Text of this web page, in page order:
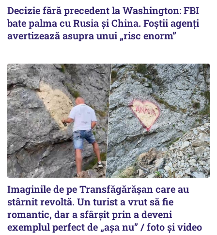
Decizie fără precedent la Washington: FBI
bate palma cu Rusia și China. Foștii agenți
avertizează asupra unui „risc enorm”
Imaginile de pe Transfăgărășan care au
stârnit revoltă. Un turist a vrut să fie
romantic, dar a sfârșit prin a deveni
exemplul perfect de „așa nu” / foto și video